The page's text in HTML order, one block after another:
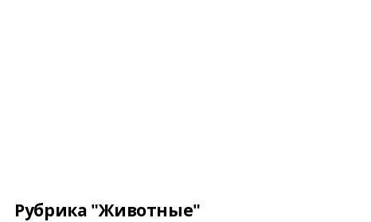
Рубрика "Животные"